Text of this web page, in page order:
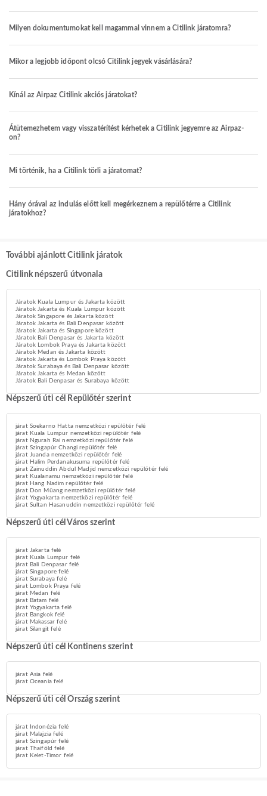
Milyen dokumentumokat kell magammal vinnem a Citilink járatomra?
Mikor a legjobb időpont olcsó Citilink jegyek vásárlására?
Kínál az Airpaz Citilink akciós járatokat?
Átütemezhetem vagy visszatérítést kérhetek a Citilink jegyemre az Airpaz-
on?
Mi történik, ha a Citilink törli a járatomat?
Hány órával az indulás előtt kell megérkeznem a repülőtérre a Citilink
járatokhoz?
További ajánlott Citilink járatok
Citilink népszerű útvonala
Járatok Kuala Lumpur és Jakarta között
Járatok Jakarta és Kuala Lumpur között
Járatok Singapore és Jakarta között
Járatok Jakarta és Bali Denpasar között
Járatok Jakarta és Singapore között
Járatok Bali Denpasar és Jakarta között
Járatok Lombok Praya és Jakarta között
Járatok Medan és Jakarta között
Járatok Jakarta és Lombok Praya között
Járatok Surabaya és Bali Denpasar között
Járatok Jakarta és Medan között
Járatok Bali Denpasar és Surabaya között
Népszerű úti cél Repülőtér szerint
járat Soekarno Hatta nemzetközi repülőtér felé
járat Kuala Lumpur nemzetközi repülőtér felé
járat Ngurah Rai nemzetközi repülőtér felé
járat Szingapúr Changi repülőtér felé
járat Juanda nemzetközi repülőtér felé
járat Halim Perdanakusuma repülőtér felé
járat Zainuddin Abdul Madjid nemzetközi repülőtér felé
járat Kualanamu nemzetközi repülőtér felé
járat Hang Nadim repülőtér felé
járat Don Müang nemzetközi repülőtér felé
járat Yogyakarta nemzetközi repülőtér felé
járat Sultan Hasanuddin nemzetközi repülőtér felé
Népszerű úti cél Város szerint
járat Jakarta felé
járat Kuala Lumpur felé
járat Bali Denpasar felé
járat Singapore felé
járat Surabaya felé
járat Lombok Praya felé
járat Medan felé
járat Batam felé
járat Yogyakarta felé
járat Bangkok felé
járat Makassar felé
járat Silangit felé
Népszerű úti cél Kontinens szerint
járat Asia felé
járat Oceania felé
Népszerű úti cél Ország szerint
járat Indonézia felé
járat Malajzia felé
járat Szingapúr felé
járat Thaiföld felé
járat Kelet-Timor felé